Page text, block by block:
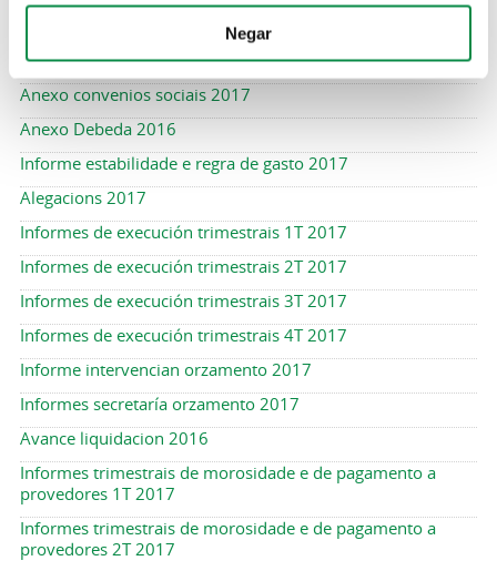
Negar
Anexo beneficios fiscais 2017
Anexo convenios sociais 2017
Anexo Debeda 2016
Informe estabilidade e regra de gasto 2017
Alegacions 2017
Informes de execución trimestrais 1T 2017
Informes de execución trimestrais 2T 2017
Informes de execución trimestrais 3T 2017
Informes de execución trimestrais 4T 2017
Informe intervencian orzamento 2017
Informes secretaría orzamento 2017
Avance liquidacion 2016
Informes trimestrais de morosidade e de pagamento a
provedores 1T 2017
Informes trimestrais de morosidade e de pagamento a
provedores 2T 2017